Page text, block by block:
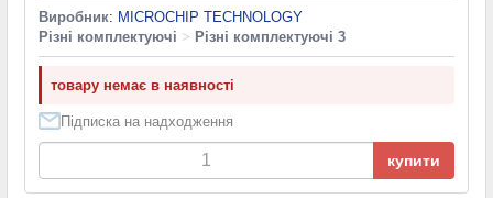
Виробник: MICROCHIP TECHNOLOGY
Різні комплектуючі > Різні комплектуючі 3
товару немає в наявності
Підписка на надходження
купити